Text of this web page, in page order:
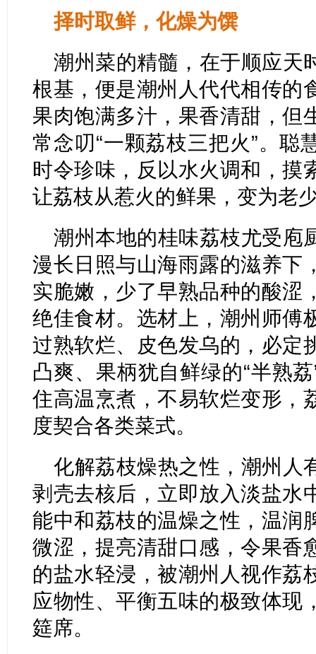
择时取鲜，化燥为馔
潮州菜的精髓，在于顺应天
根基，便是潮州人代代相传的
果肉饱满多汁，果香清甜，但
常念叨“一颗荔枝三把火”。聪
时令珍味，反以水火调和，摸
让荔枝从惹火的鲜果，变为老
潮州本地的桂味荔枝尤受庖
漫长日照与山海雨露的滋养下
实脆嫩，少了早熟品种的酸涩
绝佳食材。选材上，潮州师傅
过熟软烂、皮色发乌的，必定
凸爽、果柄犹自鲜绿的“半熟
住高温烹煮，不易软烂变形，
度契合各类菜式。
化解荔枝燥热之性，潮州人
剥壳去核后，立即放入淡盐水
能中和荔枝的温燥之性，温润
微涩，提亮清甜口感，令果香
的盐水轻浸，被潮州人视作荔
应物性、平衡五味的极致体现
筵席。